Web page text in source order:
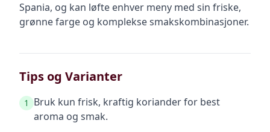
Spania, og kan løfte enhver meny med sin friske,
grønne farge og komplekse smakskombinasjoner.
Tips og Varianter
1
Bruk kun frisk, kraftig koriander for best
aroma og smak.